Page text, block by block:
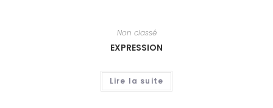
Non classé
EXPRESSION
Lire la suite